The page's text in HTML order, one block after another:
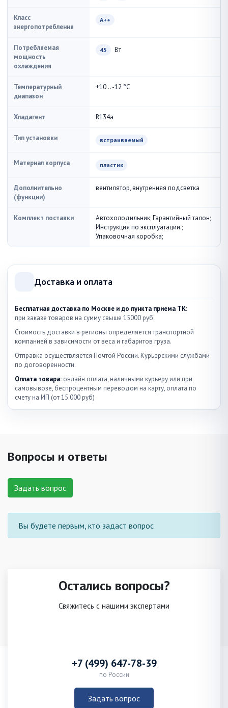
Класс
энергопотребления
A++
Потребляемая
мощность
охлаждения
45 Вт
Температурный
диапазон
+10 .. -12 °С
Хладагент R134a
Тип установки встраиваемый
Материал корпуса пластик
Дополнительно
(функции)
вентилятор, внутренняя подсветка
Комплект поставки
Автохолодильник; Гарантийный талон;
Инструкция по эксплуатации.;
Упаковочная коробка;
Доставка и оплата
Бесплатная доставка по Москве и до пункта приема ТК:
при заказе товаров на сумму свыше 15000 руб.
Стоимость доставки в регионы определяется транспортной
компанией в зависимости от веса и габаритов груза.
Отправка осуществляется Почтой России. Курьерскими службами
по договоренности.
Оплата товара: онлайн оплата, наличными курьеру или при
самовывозе, беспроцентным переводом на карту, оплата по
счету на ИП (от 15.000 руб)
Вопросы и ответы
Задать вопрос
Вы будете первым, кто задаст вопрос
Остались вопросы?
Свяжитесь с нашими экспертами
+7 (499) 647-78-39
по России
Задать вопрос